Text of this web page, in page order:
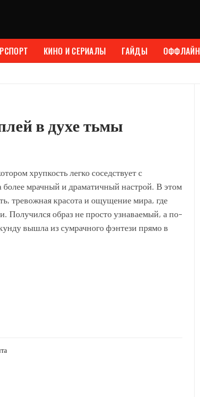
КИНО И СЕРИАЛЫ ГАЙДЫ ОФФЛАЙН
в духе тьмы
хрупкость легко соседствует с
более мрачный и драматичный настрой. В этом
тревожная красота и ощущение мира, где
Получился образ не просто узнаваемый, а по-
вышла из сумрачного фэнтези прямо в